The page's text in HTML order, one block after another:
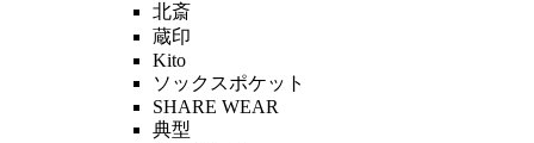
北斎
蔵印
Kito
ソックスポケット
SHARE WEAR
典型